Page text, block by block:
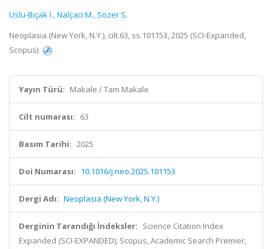
Uslu-Biçak İ.,Nalçaci M., Sözer S.
Neoplasia (New York, N.Y.), cilt.63, ss.101153, 2025 (SCI-Expanded,
Scopus)
Yayın Türü: Makale / Tam Makale
Cilt numarası: 63
Basım Tarihi: 2025
Doi Numarası: 10.1016/j.neo.2025.101153
Dergi Adı: Neoplasia (New York, N.Y.)
Derginin Tarandığı İndeksler: Science Citation Index
Expanded (SCI-EXPANDED), Scopus, Academic Search Premier,